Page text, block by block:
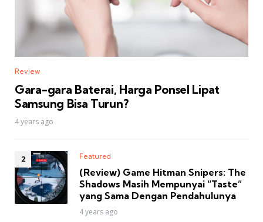
Review
Gara-gara Baterai, Harga Ponsel Lipat
Samsung Bisa Turun?
4 years ago
Featured
(Review) Game Hitman Snipers: The
Shadows Masih Mempunyai “Taste”
yang Sama Dengan Pendahulunya
4 years ago